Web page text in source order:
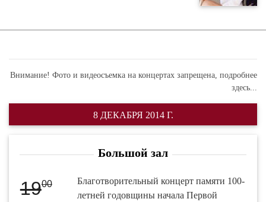
Внимание! Фото и видеосъемка на концертах запрещена, подробнее
здесь...
8 ДЕКАБРЯ 2014 Г.
Большой зал
1900
Благотворительный концерт памяти 100-
летней годовщины начала Первой